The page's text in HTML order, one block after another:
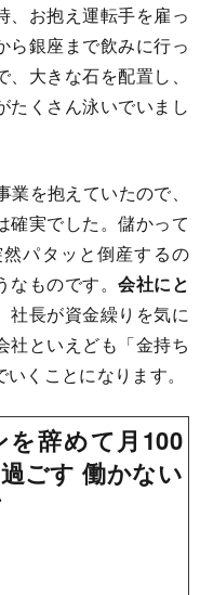
、お抱え運転手を雇っ
ら銀座まで飲みに行っ
大きな石を配置し、
たくさん泳いでいまし
を抱えていたので、
確実でした。儲かって
パタッと倒産するの
なものです。会社にと
社長が資金繰りを気に
社といえども「金持ち
くことになります。
辞めて月100
ごす 働かない